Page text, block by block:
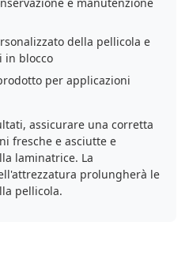
della pellicola e
in blocco
per applicazioni
assicurare una corretta
fresche e asciutte e
laminatrice. La
prolungherà le
pellicola.